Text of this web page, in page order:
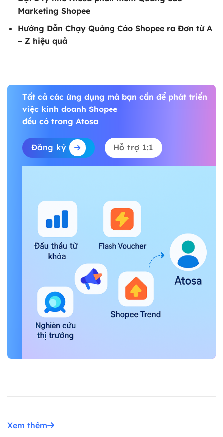
Marketing Shopee
Hướng Dẫn Chạy Quảng Cáo Shopeera Đơn từ A
– Z hiệu quả
Tất cả các ứng dụng mà bạn cần để phát triển
việc kinh doanh Shopee
đều có trong Atosa
Đăng ký Hỗ trợ 1:1
Xem thêm